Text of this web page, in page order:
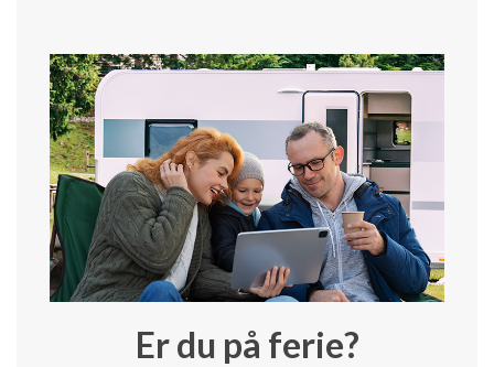
Er du på ferie?